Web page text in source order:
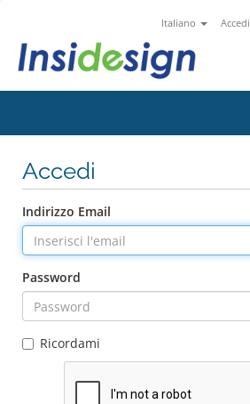
Italiano Accedi
Accedi
Indirizzo Email
Password
Ricordami